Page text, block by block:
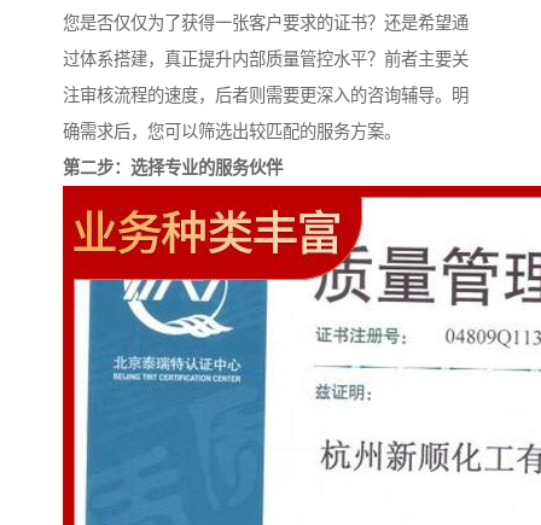
您是否仅仅为了获得一张客户要求的证书？还是希望通
过体系搭建，真正提升内部质量管控水平？前者主要关
注审核流程的速度，后者则需要更深入的咨询辅导。明
确需求后，您可以筛选出较匹配的服务方案。
第二步：选择专业的服务伙伴